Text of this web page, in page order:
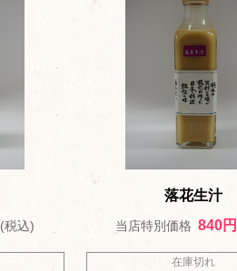
(税込)
落花生汁
当店特別価格 840円
在庫切れ